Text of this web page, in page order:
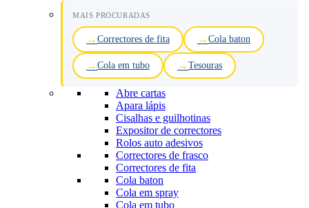
MAIS PROCURADAS
Correctores de fita Cola baton
Cola em tubo Tesouras
Abre cartas
Apara lápis
Cisalhas e guilhotinas
Expositor de correctores
Rolos auto adesivos
Correctores de frasco
Correctores de fita
Cola baton
Cola em spray
Cola em tubo